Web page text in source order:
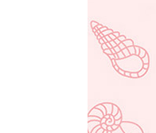
ENJOY
EAT
BUY
06 야에야마